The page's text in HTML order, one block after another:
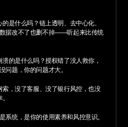
是什么吗？链上透明、去中心化、
据改不了也删不掉——听起来比传统
的是什么吗？授权错了没人救你，
问题，你的问题才大。
索，没了客服、没了银行风控，也没
系统，是你的使用素养和风控意识。